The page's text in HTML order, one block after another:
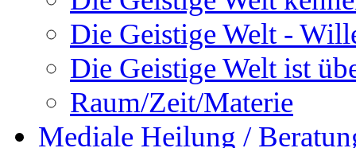
Die Geistige Welt -
Die Geistige Welt ist
Raum/Zeit/Materie
Mediale Heilung /